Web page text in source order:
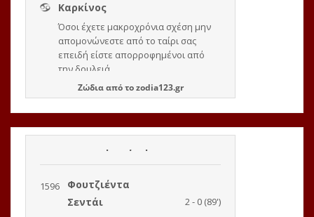
Ζώδιααπό τοzodia123.gr